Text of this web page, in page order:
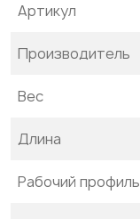
Артикул
Производитель
Вес
Длина
Рабочий профиль